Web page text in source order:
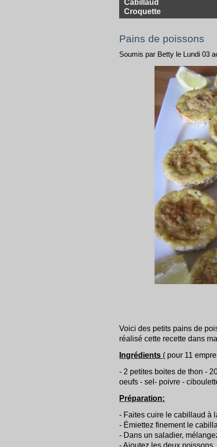
Cabillaud
Croquette
Pains de poissons
Soumis par Betty le Lundi 03
Voici des petits pains de
réalisé cette recette dans
Ingrédients ( pour 11
- 2 petites boites de thon -
oeufs - sel- poivre -
Préparation:
- Faites cuire le cabillaud à
- Émiettez finement le
- Dans un saladier,